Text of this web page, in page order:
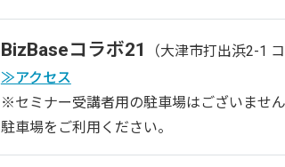
BizBaseコラボ21
（大津市打出浜2-1
≫アクセス
※セミナー受講者用の駐車場はございませ
駐車場をご利用ください。